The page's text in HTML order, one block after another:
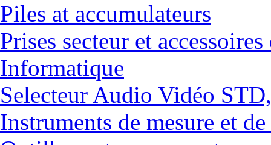
Piles at accumulateurs
Prises secteur et
Informatique
Selecteur Audio Vidéo
Instruments de mesure et